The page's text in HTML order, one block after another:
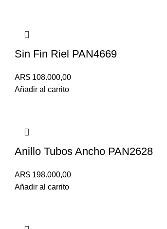
Sin Fin Riel PAN4669
AR$ 108.000,00
Añadir al carrito
Anillo Tubos Ancho PAN2628
AR$ 198.000,00
Añadir al carrito